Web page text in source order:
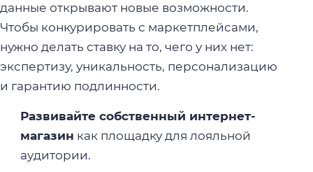
данные открывают новые возможности.
Чтобы конкурировать с маркетплейсами,
нужно делать ставку на то, чего у них нет:
экспертизу, уникальность, персонализацию
и гарантию подлинности.
Развивайте собственный интернет-
магазин как площадку для лояльной
аудитории.